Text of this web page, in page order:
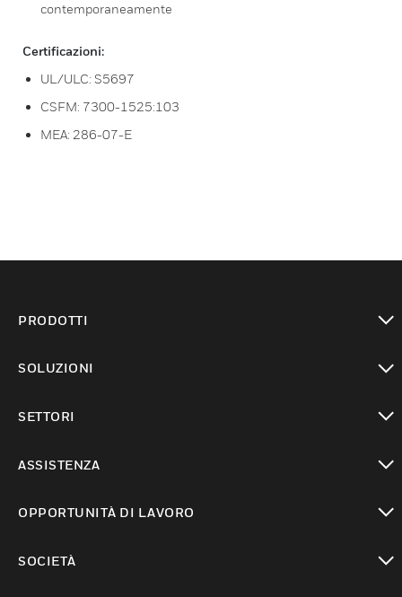
contemporaneamente
Certificazioni:
UL/ULC: S5697
CSFM: 7300-1525:103
MEA: 286-07-E
PRODOTTI
SOLUZIONI
SETTORI
ASSISTENZA
OPPORTUNITÀ DI LAVORO
SOCIETÀ